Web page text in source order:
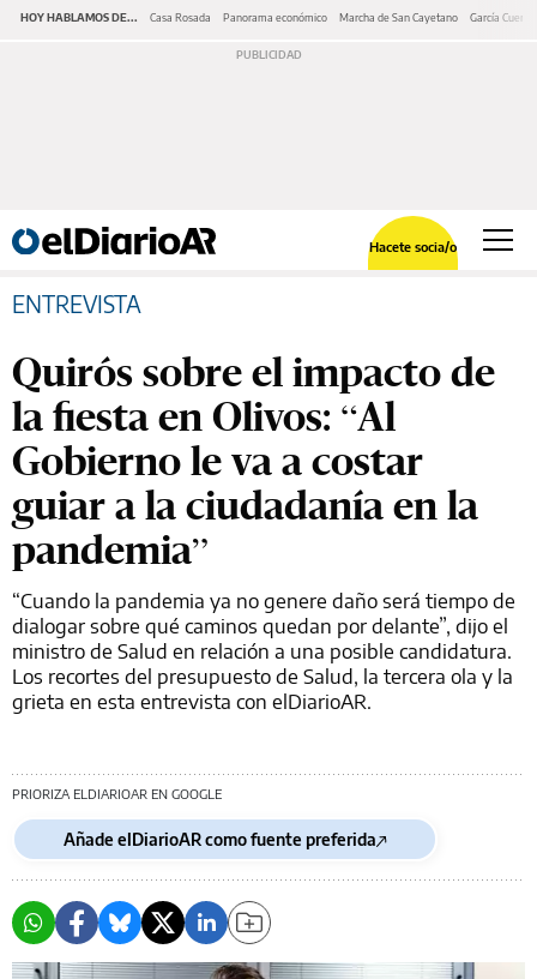
HOY HABLAMOS DE... Casa Rosada Panorama económico Marcha de San Cayetano García Cuerva
Hacete socia/o
ENTREVISTA
Quirós sobre el impacto de
la fiesta en Olivos: “Al
Gobierno le va a costar
guiar a la ciudadanía en la
pandemia”
“Cuando la pandemia ya no genere daño será tiempo de
dialogar sobre qué caminos quedan por delante”, dijo el
ministro de Salud en relación a una posible candidatura.
Los recortes del presupuesto de Salud, la tercera ola y la
grieta en esta entrevista con elDiarioAR.
PRIORIZA ELDIARIOAR EN GOOGLE
Añade elDiarioAR como fuente preferida